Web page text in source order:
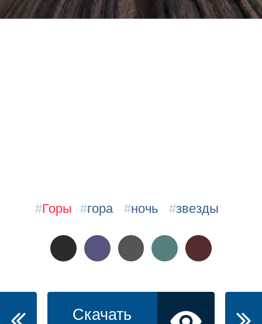
#Горы #гора #ночь #звезды
Скачать